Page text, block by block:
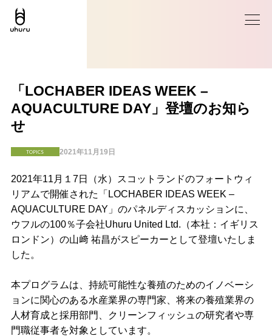
「LOCHABER IDEAS WEEK –
AQUACULTURE DAY」登壇のお知ら
せ
TOPICS 2021年11月19日
2021年11月１7日（水）スコットランドのフォートウィ
リアムで開催された「LOCHABER IDEAS WEEK –
AQUACULTURE DAY」のパネルディスカッションに、
ウフルの100％子会社Uhuru United Ltd.（本社：イギリス
ロンドン）の山﨑 祐昌がスピーカーとして登壇いたしま
した。
本プログラムは、持続可能性な養殖のためのイノベーシ
ョンに関心のある水産業界の専門家、将来の養殖業界の
人材育成と採用部門、クリーンフィッシュの研究者や専
門職従事者を対象としています。